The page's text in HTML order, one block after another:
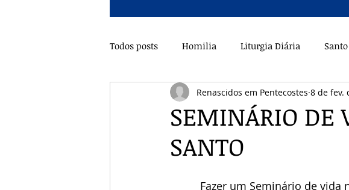
Todos posts Homilia Liturgia Diária
Pentecostes Galeria Orações Saúde
SEMINÁRIO DE
SANTO
Renascidos em Pentecostes 8 de fev.